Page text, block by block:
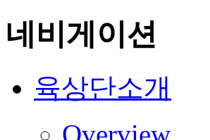
네비게이션
육상단소개
Overview